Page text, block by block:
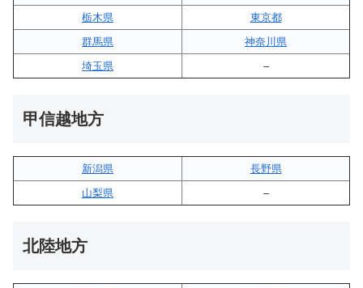
栃木県
東京都
群馬県
神奈川県
埼玉県
–
甲信越地方
新潟県
長野県
山梨県
–
北陸地方